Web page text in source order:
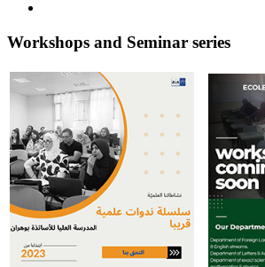
Workshops and Seminar series